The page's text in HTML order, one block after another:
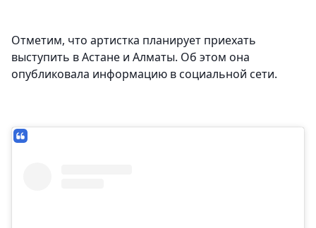
Отметим, что артистка планирует приехать
выступить в Астане и Алматы. Об этом она
опубликовала информацию в социальной сети.